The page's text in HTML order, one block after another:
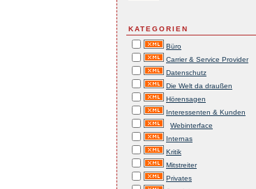
KATEGORIEN
Büro
Carrier & Service Provider
Datenschutz
Die Welt da draußen
Hörensagen
Interessenten & Kunden
Webinterface
Internas
Kritik
Mitstreiter
Privates